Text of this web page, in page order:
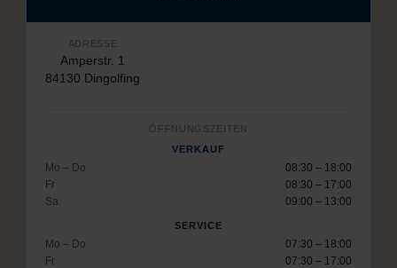
ADRESSE
Amperstr. 1
84130 Dingolfing
ÖFFNUNGSZEITEN
VERKAUF
Mo – Do
08:30 – 18:00
Fr
08:30 – 17:00
Sa
09:00 – 13:00
SERVICE
Mo – Do
07:30 – 18:00
Fr
07:30 – 17:00